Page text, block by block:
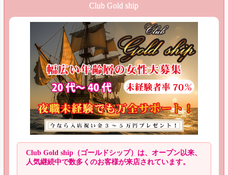
Club Gold ship
Club Gold ship（ゴールドシップ）は、オープン以来、
人気継続中で数多くのお客様が来店されています。